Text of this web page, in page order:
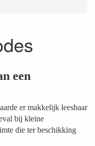
een
er makkelijk leesbaar
bij kleine
die ter beschikking